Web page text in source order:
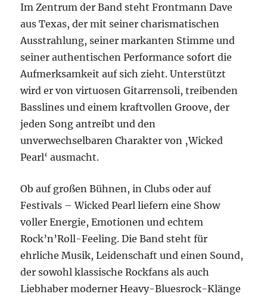
Im Zentrum der Band steht Frontmann Dave
aus Texas, der mit seiner charismatischen
Ausstrahlung, seiner markanten Stimme und
seiner authentischen Performance sofort die
Aufmerksamkeit auf sich zieht. Unterstützt
wird er von virtuosen Gitarrensoli, treibenden
Basslines und einem kraftvollen Groove, der
jeden Song antreibt und den
unverwechselbaren Charakter von ‚Wicked
Pearl‘ ausmacht.
Ob auf großen Bühnen, in Clubs oder auf
Festivals – Wicked Pearl liefern eine Show
voller Energie, Emotionen und echtem
Rock’n’Roll-Feeling. Die Band steht für
ehrliche Musik, Leidenschaft und einen Sound,
der sowohl klassische Rockfans als auch
Liebhaber moderner Heavy-Bluesrock-Klänge